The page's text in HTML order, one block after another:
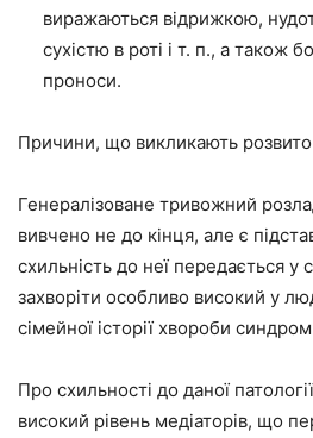
виражаються відрижкою,
сухістю в роті і т. п., а також
проноси.
Причини, що викликають
Генералізоване тривожний
вивчено не до кінця, але є
схильність до неї передається у
захворіти особливо високий у
сімейної історії хвороби
Про схильності до даної
високий рівень медіаторів, що